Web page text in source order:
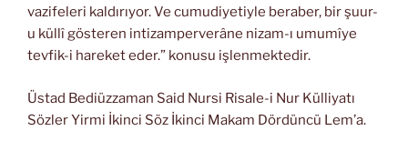
vazifeleri kaldırıyor. Ve cumudiyetiyle beraber, bir şuur-
u küllî gösteren intizamperverâne nizam-ı umumîye
tevfik-i hareket eder.” konusu işlenmektedir.
Üstad Bediüzzaman Said Nursi Risale-i Nur Külliyatı
Sözler Yirmi İkinci Söz İkinci Makam Dördüncü Lem’a.